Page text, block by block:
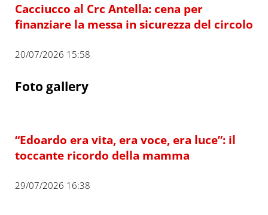
Cacciucco al Crc Antella: cena per
finanziare la messa in sicurezza del circolo
20/07/2026 15:58
Foto gallery
“Edoardo era vita, era voce, era luce”: il
toccante ricordo della mamma
29/07/2026 16:38